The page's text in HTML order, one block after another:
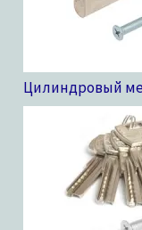
Цилиндровый